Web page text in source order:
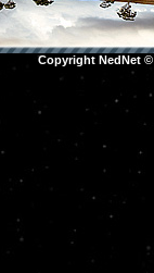
Copyright NedNet